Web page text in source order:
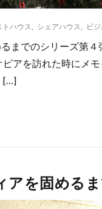
トハウス シェアハウス ビ
までのシリーズ第
アを訪れた時にメ
[…]
アを固める